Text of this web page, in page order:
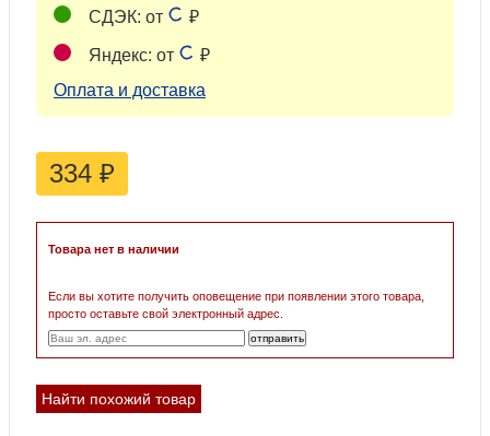
СДЭК: от ₽
Яндекс: от
₽
Оплата и доставка
334 ₽
Товара нет в наличии
Если вы хотите получить оповещение при появлении этого товара,
просто оставьте свой электронный адрес.
Найти похожий товар